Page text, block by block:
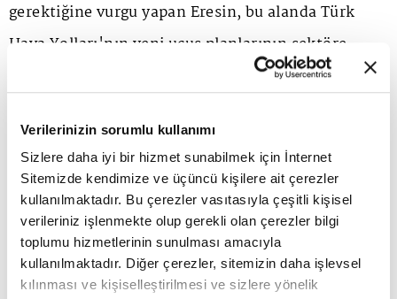
Verilerinizin sorumlu kullanımı
Sizlere daha iyi bir hizmet sunabilmek için İnternet
Sitemizde kendimize ve üçüncü kişilere ait çerezler
kullanılmaktadır. Bu çerezler vasıtasıyla çeşitli kişisel
verileriniz işlenmekte olup gerekli olan çerezler bilgi
toplumu hizmetlerinin sunulması amacıyla
kullanılmaktadır. Diğer çerezler, sitemizin daha işlevsel
kılınması ve kişiselleştirilmesi ve sizlere yönelik
gerektiğine vurgu yapan Eresin, bu alanda Türk
Hava Yolları'nın yeni uçuş planlarının sektöre
katkı sağlayacağını söylüyor. TÜROB Başkanı,
şehir turizmi ve kısa süreli seyahatlerde rekabet
gücünü artıracağına dikkat çekiyor.